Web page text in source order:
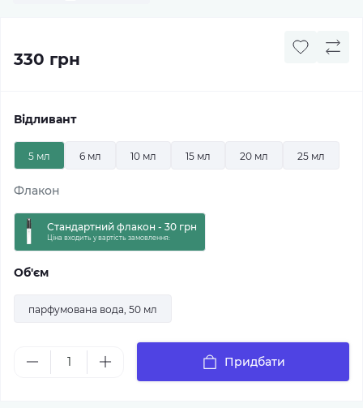
330 грн
Відливант
5 мл 6 мл 10 мл 15 мл 20 мл 25 мл
Флакон
Стандартний флакон - 30 грн
Ціна входить у вартість замовлення:
Об'єм
парфумована вода, 50 мл
Придбати